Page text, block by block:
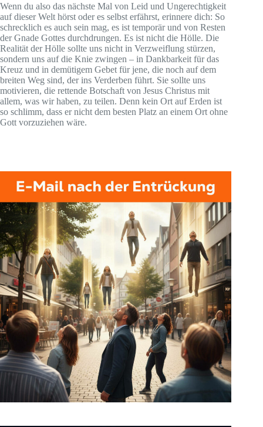
Wenn du also das nächste Mal von Leid und Ungerechtigkeit
auf dieser Welt hörst oder es selbst erfährst, erinnere dich: So
schrecklich es auch sein mag, es ist temporär und von Resten
der Gnade Gottes durchdrungen. Es ist nicht die Hölle. Die
Realität der Hölle sollte uns nicht in Verzweiflung stürzen,
sondern uns auf die Knie zwingen – in Dankbarkeit für das
Kreuz und in demütigem Gebet für jene, die noch auf dem
breiten Weg sind, der ins Verderben führt. Sie sollte uns
motivieren, die rettende Botschaft von Jesus Christus mit
allem, was wir haben, zu teilen. Denn kein Ort auf Erden ist
so schlimm, dass er nicht dem besten Platz an einem Ort ohne
Gott vorzuziehen wäre.